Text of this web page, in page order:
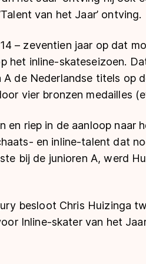
van het Jaar’ ontving.
– zeventien jaar op dat
het inline-skateseizoen.
de Nederlandse titels op
vier bronzen medailles
en riep in de aanloop naar
en inline-talent dat
bij de junioren A, werd
besloot Chris Huizinga
Inline-skater van het